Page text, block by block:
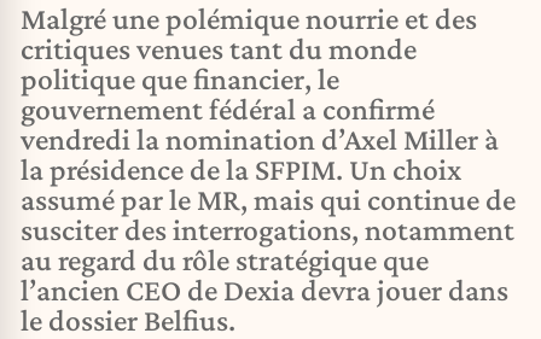
Malgré une polémique nourrie et des
critiques venues tant du monde
politique que financier, le
gouvernement fédéral a confirmé
vendredi la nomination d’Axel Miller à
la présidence de la SFPIM. Un choix
assumé par le MR, mais qui continue de
susciter des interrogations, notamment
au regard du rôle stratégique que
l’ancien CEO de Dexia devra jouer dans
le dossier Belfius.